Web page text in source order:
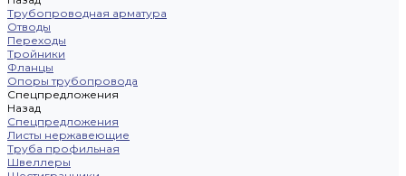
Трубопроводная арматура
Отводы
Переходы
Тройники
Фланцы
Опоры трубопровода
Спецпредложения
Назад
Спецпредложения
Листы нержавеющие
Труба профильная
Швеллеры